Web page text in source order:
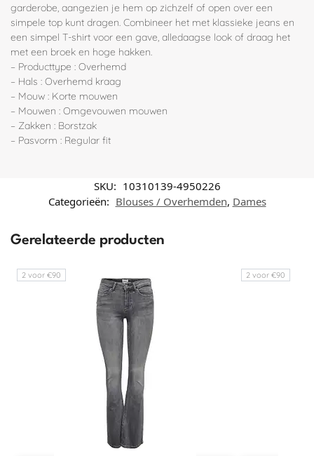
garderobe, aangezien je hem op zichzelf of open over een
simpele top kunt dragen. Combineer het met klassieke jeans en
een simpel T-shirt voor een gave, alledaagse look of draag het
met een broek en hoge hakken.
– Producttype : Overhemd
– Hals : Overhemd kraag
– Mouw : Korte mouwen
– Mouwen : Omgevouwen mouwen
– Zakken : Borstzak
– Pasvorm : Regular fit
SKU: 10310139-4950226
Categorieën: Blouses / Overhemden, Dames
Gerelateerde producten
2 voor €90 2 voor €90